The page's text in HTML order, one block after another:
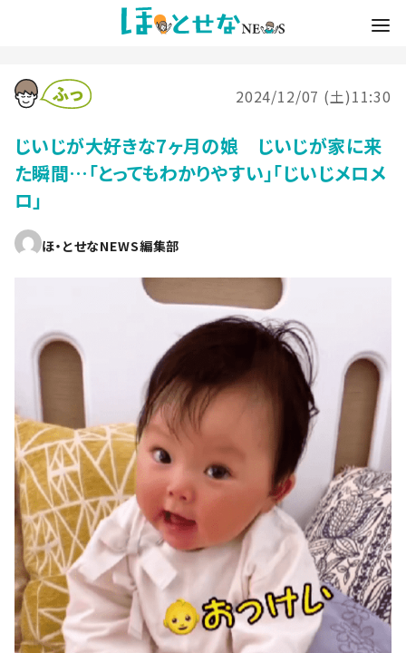
2024/12/07 (土)11:30
じいじが大好きな7ヶ月の娘 じいじが家に来
た瞬間…「とってもわかりやすい」「じいじメロメ
ロ」
ほ・とせなNEWS編集部